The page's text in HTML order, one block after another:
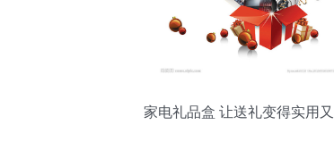
家电礼品盒 让送礼变得实用